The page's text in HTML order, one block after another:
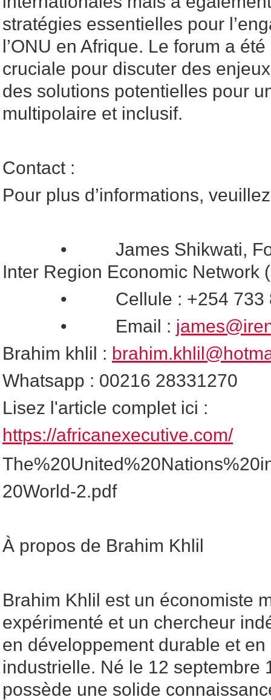
stratégies essentielles pour
l’ONU en Afrique. Le forum a
cruciale pour discuter des
des solutions potentielles pour
multipolaire et inclusif.
Contact :
Pour plus d’informations,
• James Shikwati,
Inter Region Economic Network
• Cellule : +254 733
• Email :
Brahim khlil :
Whatsapp : 00216 28331270
Lisez l'article complet ici :
https://africanexecutive.com/
20World-2.pdf
À propos de Brahim Khlil
Brahim Khlil est un économiste
expérimenté et un chercheur
en développement durable et
industrielle. Né le 12 septembre
possède une solide